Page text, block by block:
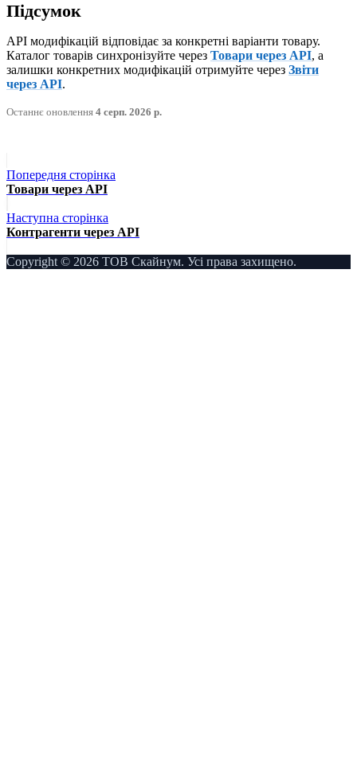
Підсумок
API модифікацій відповідає за конкретні варіанти товару.
Каталог товарів синхронізуйте через Товари через API, а
залишки конкретних модифікацій отримуйте через Звіти
через API.
Останнє оновлення 4 серп. 2026 р.
Попередня сторінка
Товари через API
Наступна сторінка
Контрагенти через API
Copyright © 2026 ТОВ Скайнум. Усі права захищено.